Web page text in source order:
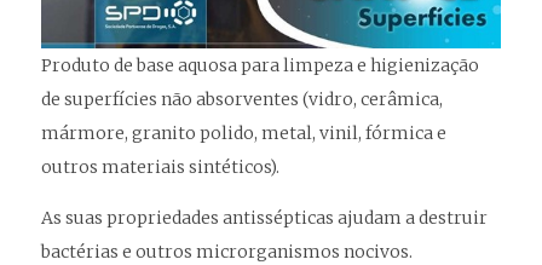
Produto de base aquosa para limpeza e higienização
de superfícies não absorventes (vidro, cerâmica,
mármore, granito polido, metal, vinil, fórmica e
outros materiais sintéticos).
As suas propriedades antissépticas ajudam a destruir
bactérias e outros microrganismos nocivos.